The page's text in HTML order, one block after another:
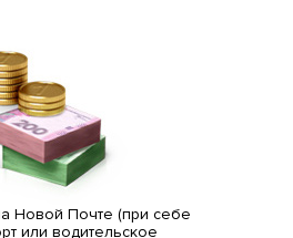
Новой Почте (при себе
или водительское